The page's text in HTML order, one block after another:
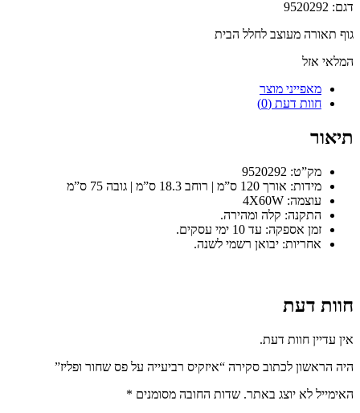
דגם: 9520292
גוף תאורה מעוצב לחלל הבית
המלאי אזל
מאפייני מוצר
חוות דעת (0)
תיאור
מק”ט: 9520292
מידות: אורך 120 ס”מ | רוחב 18.3 ס”מ | גובה 75 ס”מ
עוצמה: 4X60W
התקנה: קלה ומהירה.
זמן אספקה: עד 10 ימי עסקים.
אחריות: יבואן רשמי לשנה.
חוות דעת
אין עדיין חוות דעת.
היה הראשון לכתוב סקירה “איזקיס רביעייה על פס שחור ופליז”
האימייל לא יוצג באתר. שדות החובה מסומנים *